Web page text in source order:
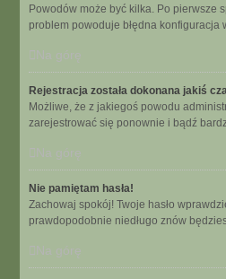
Powodów może być kilka. Po pierwsze
problem powoduje błędna konfiguracja
Na górę
Rejestracja została dokonana jakiś
Możliwe, że z jakiegoś powodu
zarejestrować się ponownie i bądź
Na górę
Nie pamiętam hasła!
Zachowaj spokój! Twoje hasło
prawdopodobnie niedługo znów
Na górę